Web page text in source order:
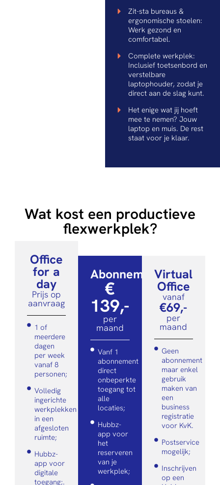
Zit-sta bureaus &
ergonomische stoelen:
Werk gezond en
comfortabel.
Complete werkplek:
Inclusief toetsenbord en
verstelbare
laptophouder, zodat je
direct aan de slag kunt.
Het enige wat jij hoeft
mee te nemen? Jouw
laptop en muis. De rest
staat voor je klaar.
Wat kost een productieve
flexwerkplek?
Office
for a
day
Prijs op
aanvraag
1 of
meerdere
dagen
per week
vanaf 8
personen;
Volledig
ingerichte
werkplekken
in een
afgesloten
ruimte;
Hubbz-
app voor
digitale
toegang;.
Abonnement
€
139,-
per
maand
Vanf 1
abonnement
direct
onbeperkte
toegang tot
alle
locaties;
Hubbz-
app voor
het
reserveren
van je
werkplek;
Virtual
Office
vanaf
€69,-
per
maand
Geen
abonnement
maar enkel
gebruik
maken van
een
business
registratie
voor KvK.
Postservice
mogelijk;
Inschrijven
op een